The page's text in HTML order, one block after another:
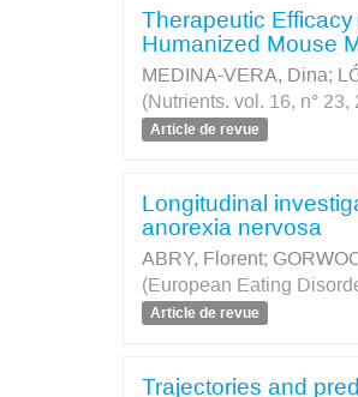
Therapeutic
Humanized Mouse
MEDINA-VERA, Dina;
(Nutrients. vol. 16, n° 23,
Article de revue
Longitudinal
anorexia nervosa
ABRY, Florent;
(European Eating
Article de revue
Trajectories and